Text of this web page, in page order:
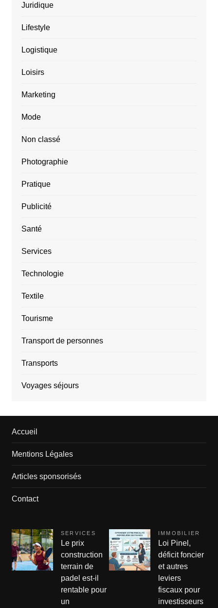
Juridique
Lifestyle
Logistique
Loisirs
Marketing
Mode
Non classé
Photographie
Pratique
Publicité
Santé
Services
Technologie
Textile
Tourisme
Transport de personnes
Transports
Voyages séjours
Accueil
Mentions Légales
Articles sponsorisés
Contact
SERVICES
Le prix
construction
terrain de
padel est-il
rentable pour
un
IMMOBILIER
Loi Pinel,
déficit foncier
et autres
leviers
fiscaux pour
investisseurs